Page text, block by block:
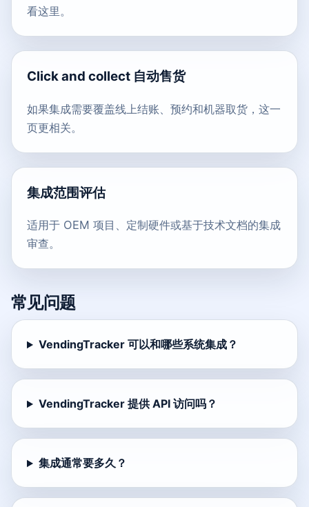
看这里。
Click and collect 自动售货
如果集成需要覆盖线上结账、预约和机器取货，这一
页更相关。
集成范围评估
适用于 OEM 项目、定制硬件或基于技术文档的集成
审查。
常见问题
VendingTracker 可以和哪些系统集成？
VendingTracker 提供 API 访问吗？
集成通常要多久？